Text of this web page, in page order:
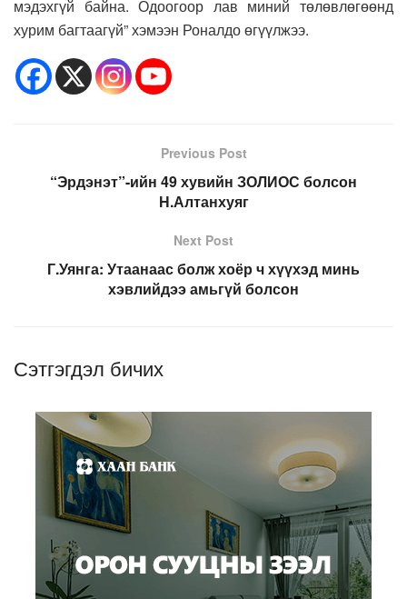
мэдэхгүй байна. Одоогоор лав миний төлөвлөгөөнд
хурим багтаагүй” хэмээн Роналдо өгүүлжээ.
Previous Post
“Эрдэнэт”-ийн 49 хувийн ЗОЛИОС болсон
Н.Алтанхуяг
Next Post
Г.Уянга: Утаанаас болж хоёр ч хүүхэд минь
хэвлийдээ амьгүй болсон
Сэтгэгдэл бичих